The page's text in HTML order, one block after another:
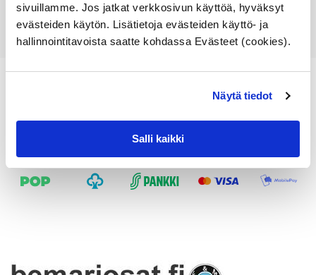
sivuillamme. Jos jatkat verkkosivun käyttöä, hyväksyt
evästeiden käytön. Lisätietoja evästeiden käyttö- ja
hallinnointitavoista saatte kohdassa Evästeet (cookies).
Näytä tiedot
Salli kaikki
Katso osan tiedot